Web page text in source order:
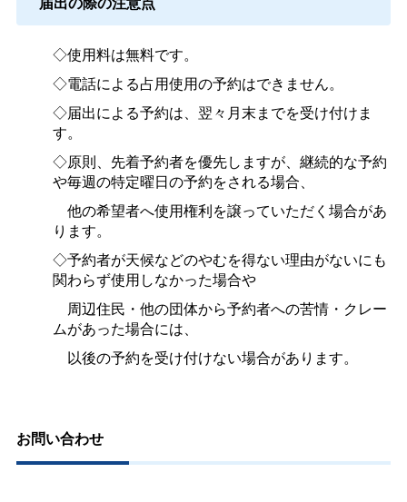
◇使用料は無料です。
◇電話による占用使用の予約はできません。
◇届出による予約は、翌々月末までを受け付けま
す。
◇原則、先着予約者を優先しますが、継続的な予約
や毎週の特定曜日の予約をされる場合、
他の希望者へ使用権利を譲っていただく場合があ
ります。
◇予約者が天候などのやむを得ない理由がないにも
関わらず使用しなかった場合や
周辺住民・他の団体から予約者への苦情・クレー
ムがあった場合には、
以後の予約を受け付けない場合があります。
お問い合わせ